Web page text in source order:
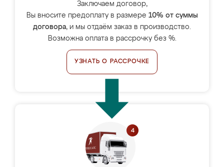
Заключаем договор,
Вы вносите предоплату в размере 10% от суммы
договора, и мы отдаём заказ в производство.
Возможна оплата в рассрочку без %.
УЗНАТЬ О РАССРОЧКЕ